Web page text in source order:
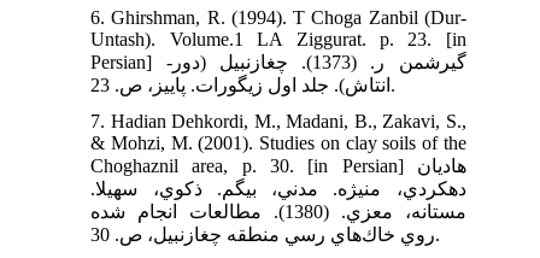
6. Ghirshman, R. (1994). T Choga Zanbil (Dur-
Untash). Volume.1 LA Ziggurat. p. 23. [in
Persian] گيرشمن ر. (1373). چغازنبيل (دور-
انتاش). جلد اول زيگورات. پاييز، ص. 23.
7. Hadian Dehkordi, M., Madani, B., Zakavi, S.,
& Mohzi, M. (2001). Studies on clay soils of the
Choghaznil area, p. 30. [in Persian] هاديان
دهكردي، منيژه. مدني، بيگم. ذكوي، سهيلا.
مستانه، معزي. (1380). مطالعات انجام شده
روي خاك‌هاي رسي منطقه چغازنبيل، ص. 30.